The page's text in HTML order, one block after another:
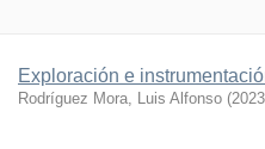
Exploración e
Rodríguez Mora, Luis Alfonso (